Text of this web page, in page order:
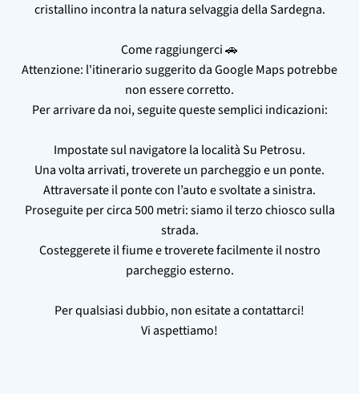
cristallino incontra la natura selvaggia della Sardegna.
Come raggiungerci 🚗
Attenzione: l'itinerario suggerito da Google Maps potrebbe
non essere corretto.
Per arrivare da noi, seguite queste semplici indicazioni:
Impostate sul navigatore la località Su Petrosu.
Una volta arrivati, troverete un parcheggio e un ponte.
Attraversate il ponte con l’auto e svoltate a sinistra.
Proseguite per circa 500 metri: siamo il terzo chiosco sulla
strada.
Costeggerete il fiume e troverete facilmente il nostro
parcheggio esterno.
Per qualsiasi dubbio, non esitate a contattarci!
Vi aspettiamo!